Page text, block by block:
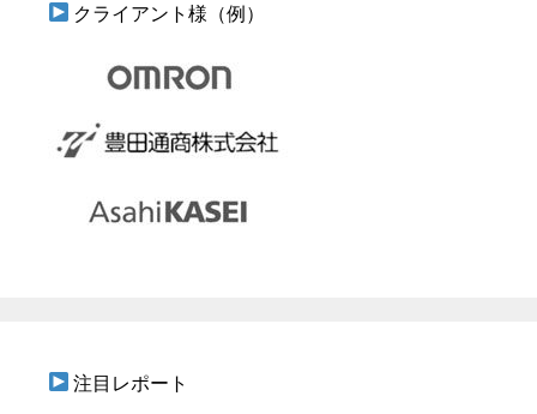
クライアント様（例）
注目レポート